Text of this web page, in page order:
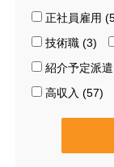
正社員雇用
技術職 (3)
紹介予定派
高収入 (57)